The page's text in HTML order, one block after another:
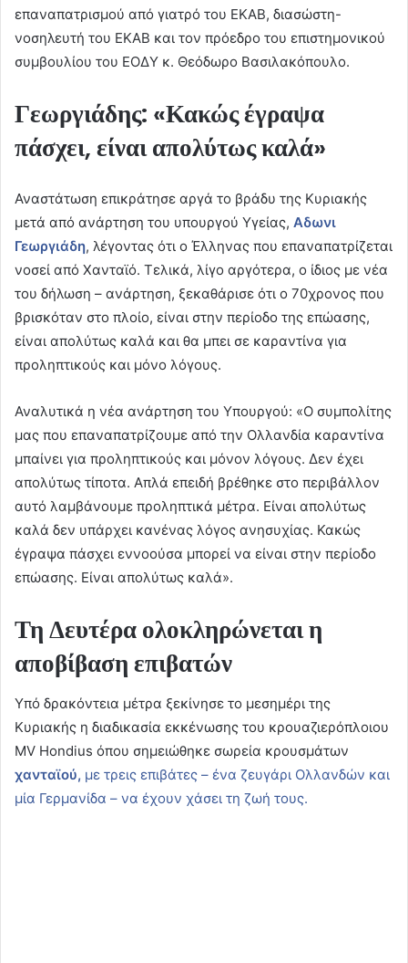
επαναπατρισμού από γιατρό του ΕΚΑΒ, διασώστη-
νοσηλευτή του ΕΚΑΒ και τον πρόεδρο του επιστημονικού
συμβουλίου του ΕΟΔΥ κ. Θεόδωρο Βασιλακόπουλο.
Γεωργιάδης: «Κακώς έγραψα
πάσχει, είναι απολύτως καλά»
Αναστάτωση επικράτησε αργά το βράδυ της Κυριακής
μετά από ανάρτηση του υπουργού Υγείας, Αδωνι
Γεωργιάδη, λέγοντας ότι ο Έλληνας που επαναπατρίζεται
νοσεί από Χανταϊό. Τελικά, λίγο αργότερα, ο ίδιος με νέα
του δήλωση – ανάρτηση, ξεκαθάρισε ότι ο 70χρονος που
βρισκόταν στο πλοίο, είναι στην περίοδο της επώασης,
είναι απολύτως καλά και θα μπει σε καραντίνα για
προληπτικούς και μόνο λόγους.
Αναλυτικά η νέα ανάρτηση του Υπουργού: «Ο συμπολίτης
μας που επαναπατρίζουμε από την Ολλανδία καραντίνα
μπαίνει για προληπτικούς και μόνον λόγους. Δεν έχει
απολύτως τίποτα. Απλά επειδή βρέθηκε στο περιβάλλον
αυτό λαμβάνουμε προληπτικά μέτρα. Είναι απολύτως
καλά δεν υπάρχει κανένας λόγος ανησυχίας. Κακώς
έγραψα πάσχει εννοούσα μπορεί να είναι στην περίοδο
επώασης. Είναι απολύτως καλά».
Τη Δευτέρα ολοκληρώνεται η
αποβίβαση επιβατών
Υπό δρακόντεια μέτρα ξεκίνησε το μεσημέρι της
Κυριακής η διαδικασία εκκένωσης του κρουαζιερόπλοιου
MV Hondius όπου σημειώθηκε σωρεία κρουσμάτων
χανταϊού, με τρεις επιβάτες – ένα ζευγάρι Ολλανδών και
μία Γερμανίδα – να έχουν χάσει τη ζωή τους.